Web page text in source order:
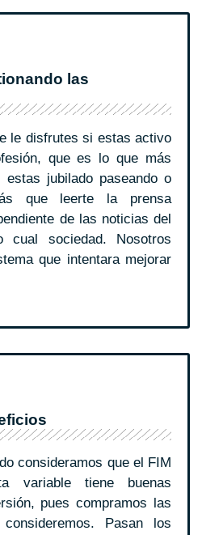
las
le disfrutes si estas activo
que es lo que más
jubilado paseando o
que leerte la prensa
de las noticias del
sociedad. Nosotros
que intentara mejorar
consideramos que el FIM
variable tiene buenas
pues compramos las
Pasan los